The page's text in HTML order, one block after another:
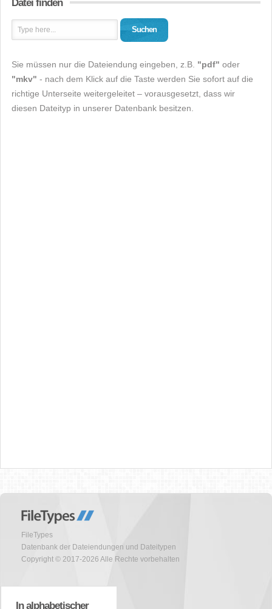
Datei finden
Suchen
Sie müssen nur die Dateiendung eingeben, z.B. "pdf" oder
"mkv" - nach dem Klick auf die Taste werden Sie sofort auf die
richtige Unterseite weitergeleitet – vorausgesetzt, dass wir
diesen Dateityp in unserer Datenbank besitzen.
FileTypes
Datenbank der Dateiendungen und Dateitypen
Copyright © 2017-2026 Alle Rechte vorbehalten
In alphabetischer